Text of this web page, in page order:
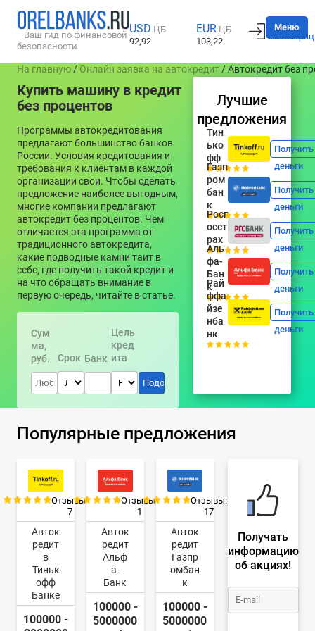
Ваш гид по финансовой
безопасности
USD ЦБ
92,92
EUR ЦБ
103,22
Вход
Меню
На главную / Онлайн заявка на автокредит / Автокредит без
Купить машину в кредит
без процентов
Программы автокредитования
предлагают большинство банков
России. Условия кредитования и
требования к клиентам в каждой
организации свои. Чтобы сделать
предложение наиболее выгодным,
многие компании предлагают
автокредит без процентов. Чем
отличается эта программа от
традиционного автокредита,
какие подводные камни таит в
себе, где получить такой кредит и
на что обращать внимание в
первую очередь, читайте в статье.
Сум
ма,
руб.
Срок Банк
Цель
кред
ита
Лучшие
предложения
Тин
ько
фф
Получить
деньги
Газп
ром
бан
к
Получить
деньги
Росг
осст
рах
Получить
деньги
Аль
фа-
Бан
к
Получить
деньги
Рай
ффа
йзе
нба
нк
Получить
деньги
Популярные предложения
Отзывы:
7
Авток
редит
в
Тиньк
офф
Банке
100000 -
Отзывы:
1
Авток
редит
Альф
а-
Банк
100000 -
5000000
Отзывы:
17
Авток
редит
Газпр
омбан
к
100000 -
5000000
Получать
информацию
об акциях!